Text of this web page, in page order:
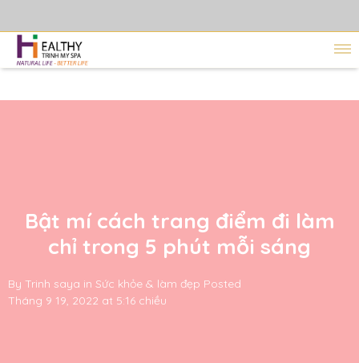
Bật mí cách trang điểm đi làm
chỉ trong 5 phút mỗi sáng
By Trinh saya in Sức khỏe & làm đẹp Posted
Tháng 9 19, 2022 at 5:16 chiều